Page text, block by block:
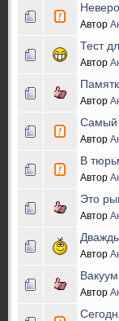
Автор
Тест
Автор
Автор
Самый
Автор
В
Автор
Это
Автор
Автор
Вакуум.
Автор